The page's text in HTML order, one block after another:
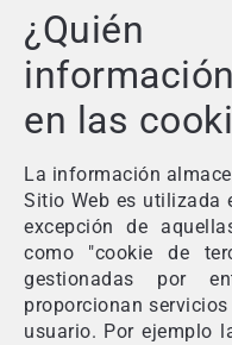
en las
La información
Sitio Web es utilizada
excepción de
como "cookie de
gestionadas por
proporcionan
usuario. Por ejemplo